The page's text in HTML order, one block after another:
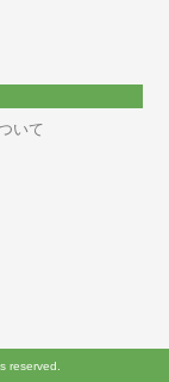
いて
reserved.